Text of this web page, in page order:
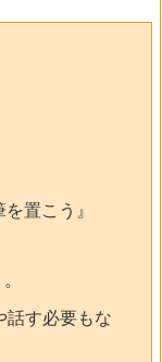
置こう』
話す必要もな